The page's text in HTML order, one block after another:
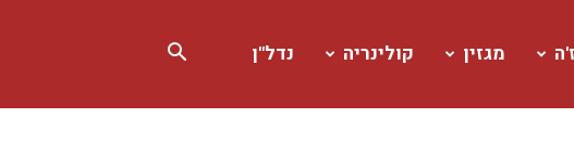
מגזין קולינריה נדל"ן